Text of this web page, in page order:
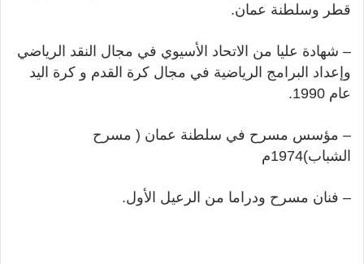
قطر وسلطنة عمان.
– شهادة عليا من الاتحاد الأسيوي في مجال النقد الرياضي
وإعداد البرامج الرياضية في مجال كرة القدم و كرة اليد
عام 1990.
– مؤسس مسرح في سلطنة عمان ( مسرح
الشباب)1974م
– فنان مسرح ودراما من الرعيل الأول.